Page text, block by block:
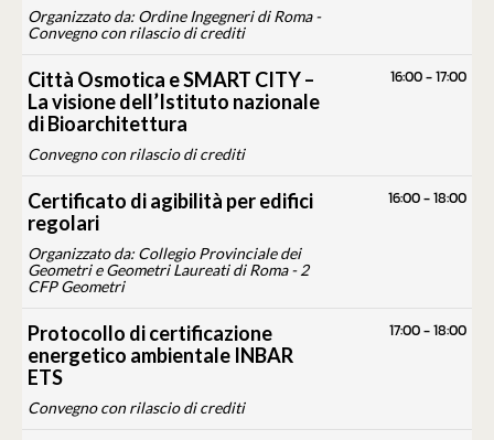
Organizzato da: Ordine Ingegneri di Roma -
Convegno con rilascio di crediti
Città Osmotica e SMART CITY –
La visione dell’Istituto nazionale
di Bioarchitettura
Convegno con rilascio di crediti
16:00-17:00
Certificato di agibilità per edifici
regolari
Organizzato da: Collegio Provinciale dei
Geometri e Geometri Laureati di Roma - 2
CFP Geometri
16:00-18:00
Protocollo di certificazione
energetico ambientale INBAR
ETS
Convegno con rilascio di crediti
17:00-18:00